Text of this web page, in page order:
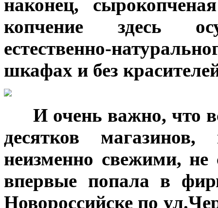
наконец,
копчение здесь
естественно-
шкафах и без
И очень важно, что
десятков
неизменно свежими,
впервые попала в
Новороссийске по